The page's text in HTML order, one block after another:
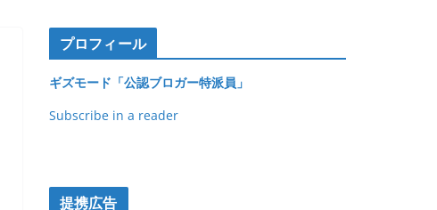
プロフィール
ギズモード「公認ブロガー特派員」
Subscribe in a reader
提携広告